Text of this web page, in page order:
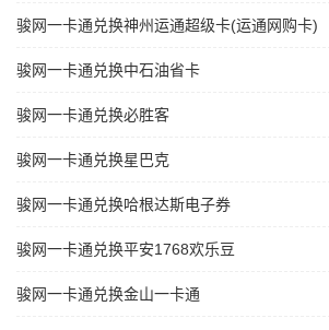
骏网一卡通兑换神州运通超级卡(运通网购卡)
骏网一卡通兑换中石油省卡
骏网一卡通兑换必胜客
骏网一卡通兑换星巴克
骏网一卡通兑换哈根达斯电子券
骏网一卡通兑换平安1768欢乐豆
骏网一卡通兑换金山一卡通